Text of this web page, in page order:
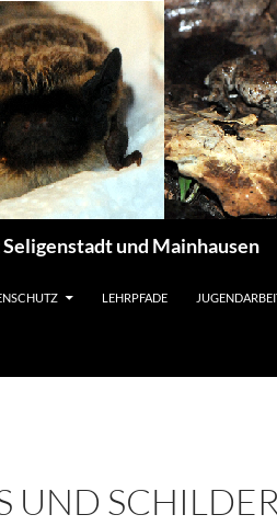
und Mainhausen
LEHRPFADE
UND